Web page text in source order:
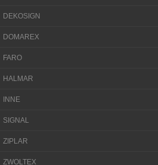
DEKOSIGN
DOMAREX
FARO
HALMAR
INNE
SIGNAL
ZIPLAR
ZWOLTEX